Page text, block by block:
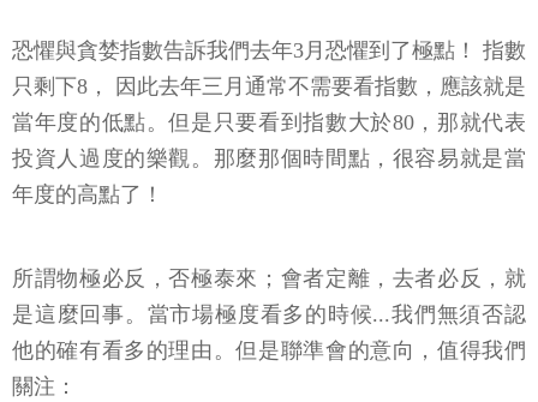
恐懼與貪婪指數告訴我們去年3月恐懼到了極點！ 指數
只剩下8， 因此去年三月通常不需要看指數，應該就是
當年度的低點。但是只要看到指數大於80，那就代表
投資人過度的樂觀。那麼那個時間點，很容易就是當
年度的高點了！
所謂物極必反，否極泰來；會者定離，去者必反，就
是這麼回事。當市場極度看多的時候...我們無須否認
他的確有看多的理由。但是聯準會的意向，值得我們
關注：